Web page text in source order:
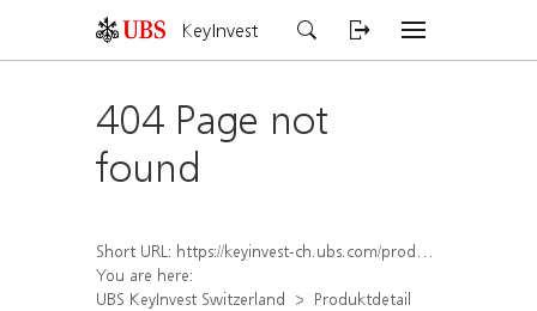
KeyInvest
404 Page not
found
Short URL: https://keyinvest-ch.ubs.com/produkt/detail/index/isin/CH1554890645
You are here:
UBS KeyInvest Switzerland
Produktdetail